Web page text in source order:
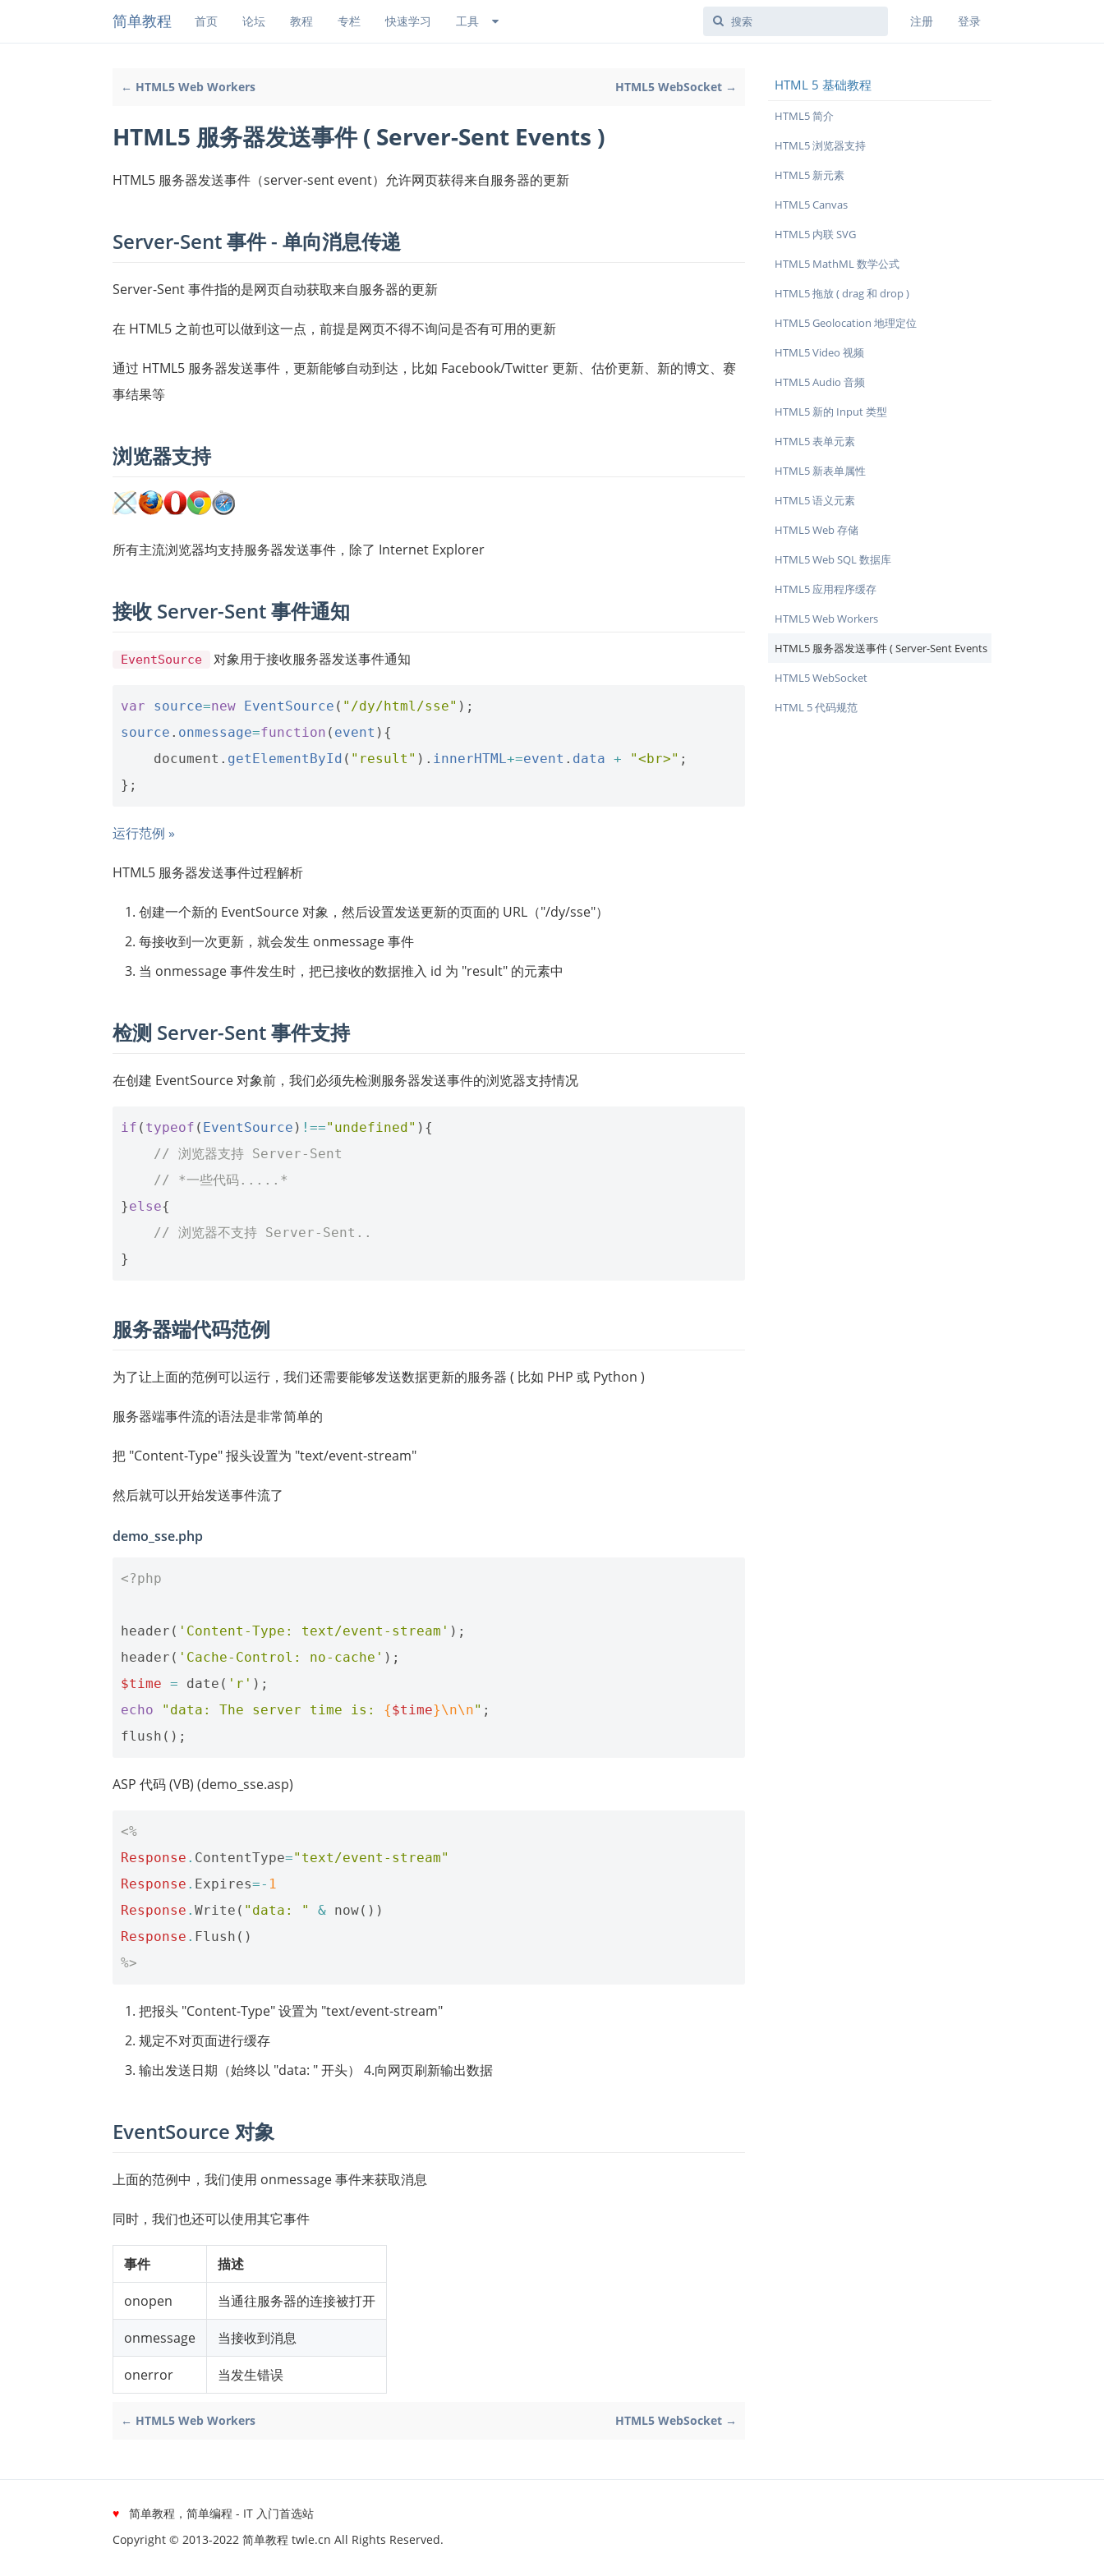
简单教程 首页 论坛 教程 专栏 快速学习 工具 注册 登录
← HTML5 Web Workers HTML5 WebSocket →
HTML5 服务器发送事件 ( Server-Sent Events )
HTML5 服务器发送事件（server-sent event）允许网页获得来自服务器的更新
Server-Sent 事件 - 单向消息传递
Server-Sent 事件指的是网页自动获取来自服务器的更新
在 HTML5 之前也可以做到这一点，前提是网页不得不询问是否有可用的更新
通过 HTML5 服务器发送事件，更新能够自动到达，比如 Facebook/Twitter 更新、估价更新、新的博文、赛
事结果等
浏览器支持
所有主流浏览器均支持服务器发送事件，除了 Internet Explorer
接收 Server-Sent 事件通知
EventSource 对象用于接收服务器发送事件通知
var source=new EventSource ( "/dy/html/sse" );
source . onmessage=function ( event ){
document . getElementById ( "result" ). innerHTML +=event . data + "<br>" ;
};
运行范例 »
HTML5 服务器发送事件过程解析
创建一个新的 EventSource 对象，然后设置发送更新的页面的 URL（"/dy/sse"）
每接收到一次更新，就会发生 onmessage 事件
当 onmessage 事件发生时，把已接收的数据推入 id 为 "result" 的元素中
检测 Server-Sent 事件支持
在创建 EventSource 对象前，我们必须先检测服务器发送事件的浏览器支持情况
if ( typeof ( EventSource ) !=="undefined" ){
// 浏览器支持 Server-Sent
// *一些代码.....*
}else{
// 浏览器不支持 Server-Sent..
}
服务器端代码范例
为了让上面的范例可以运行，我们还需要能够发送数据更新的服务器 ( 比如 PHP 或 Python )
服务器端事件流的语法是非常简单的
把 "Content-Type" 报头设置为 "text/event-stream"
然后就可以开始发送事件流了
demo_sse.php
<?php
header ( 'Content-Type: text/event-stream' );
header ( 'Cache-Control: no-cache' );
$time = date ( 'r' );
echo
"data: The server time is: {$time}\n\n" ;
flush ();
ASP 代码 (VB) (demo_sse.asp)
<%
Response . ContentType="text/event-stream"
Response . Expires=- 1
Response . Write ( "data: " & now())
Response . Flush ()
%>
把报头 "Content-Type" 设置为 "text/event-stream"
规定不对页面进行缓存
输出发送日期（始终以 "data: " 开头） 4.向网页刷新输出数据
EventSource 对象
上面的范例中，我们使用 onmessage 事件来获取消息
同时，我们也还可以使用其它事件
事件 描述
onopen 当通往服务器的连接被打开
onmessage 当接收到消息
onerror 当发生错误
← HTML5 Web Workers HTML5 WebSocket →
HTML 5 基础教程
HTML5 简介
HTML5 浏览器支持
HTML5 新元素
HTML5 Canvas
HTML5 内联 SVG
HTML5 MathML 数学公式
HTML5 拖放 ( drag 和 drop )
HTML5 Geolocation 地理定位
HTML5 Video 视频
HTML5 Audio 音频
HTML5 新的 Input 类型
HTML5 表单元素
HTML5 新表单属性
HTML5 语义元素
HTML5 Web 存储
HTML5 Web SQL 数据库
HTML5 应用程序缓存
HTML5 Web Workers
HTML5 服务器发送事件 ( Server-Sent Events
)HTML5 WebSocket
HTML 5 代码规范
♥ 简单教程，简单编程 - IT 入门首选站
Copyright © 2013-2022 简单教程 twle.cn All Rights Reserved.